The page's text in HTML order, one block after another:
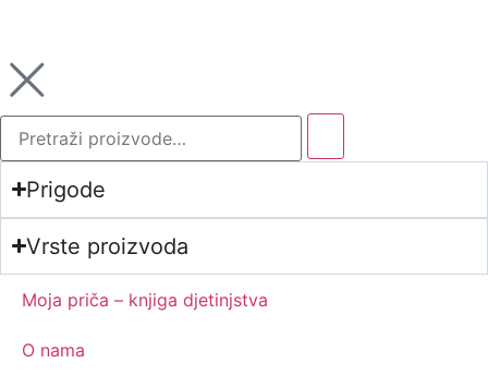
Prigode
Vrste proizvoda
Moja priča – knjiga djetinjstva
O nama